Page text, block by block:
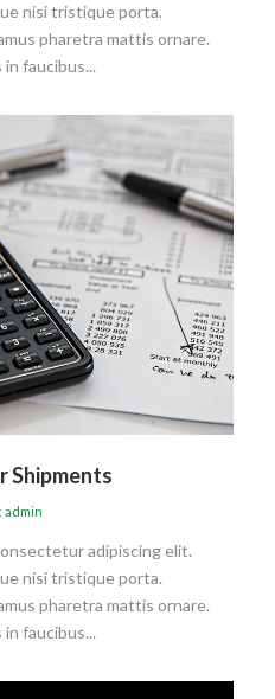
nisi tristique porta.
pharetra mattis ornare.
faucibus...
Shipments
admin
adipiscing elit.
nisi tristique porta.
pharetra mattis ornare.
faucibus...